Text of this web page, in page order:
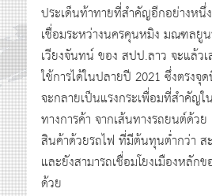
ประเด็นท้าทายที่สำคัญอีกอย่างหนึ่
เชื่อมระหว่างนครคุนหมิง มณฑลยู
เวียงจันทน์ ของ สปป.ลาว จะแล้วเ
ใช้การได้ในปลายปี 2021 ซึ่งตรงจุ
จะกลายเป็นแรงกระเพื่อมที่สำคัญ
ทางการค้า จากเส้นทางรถยนต์ด้ว
สินค้าด้วยรถไฟ ที่มีต้นทุนต่ำกว่า ส
และยังสามารถเชื่อมโยงเมืองหลัก
ด้วย